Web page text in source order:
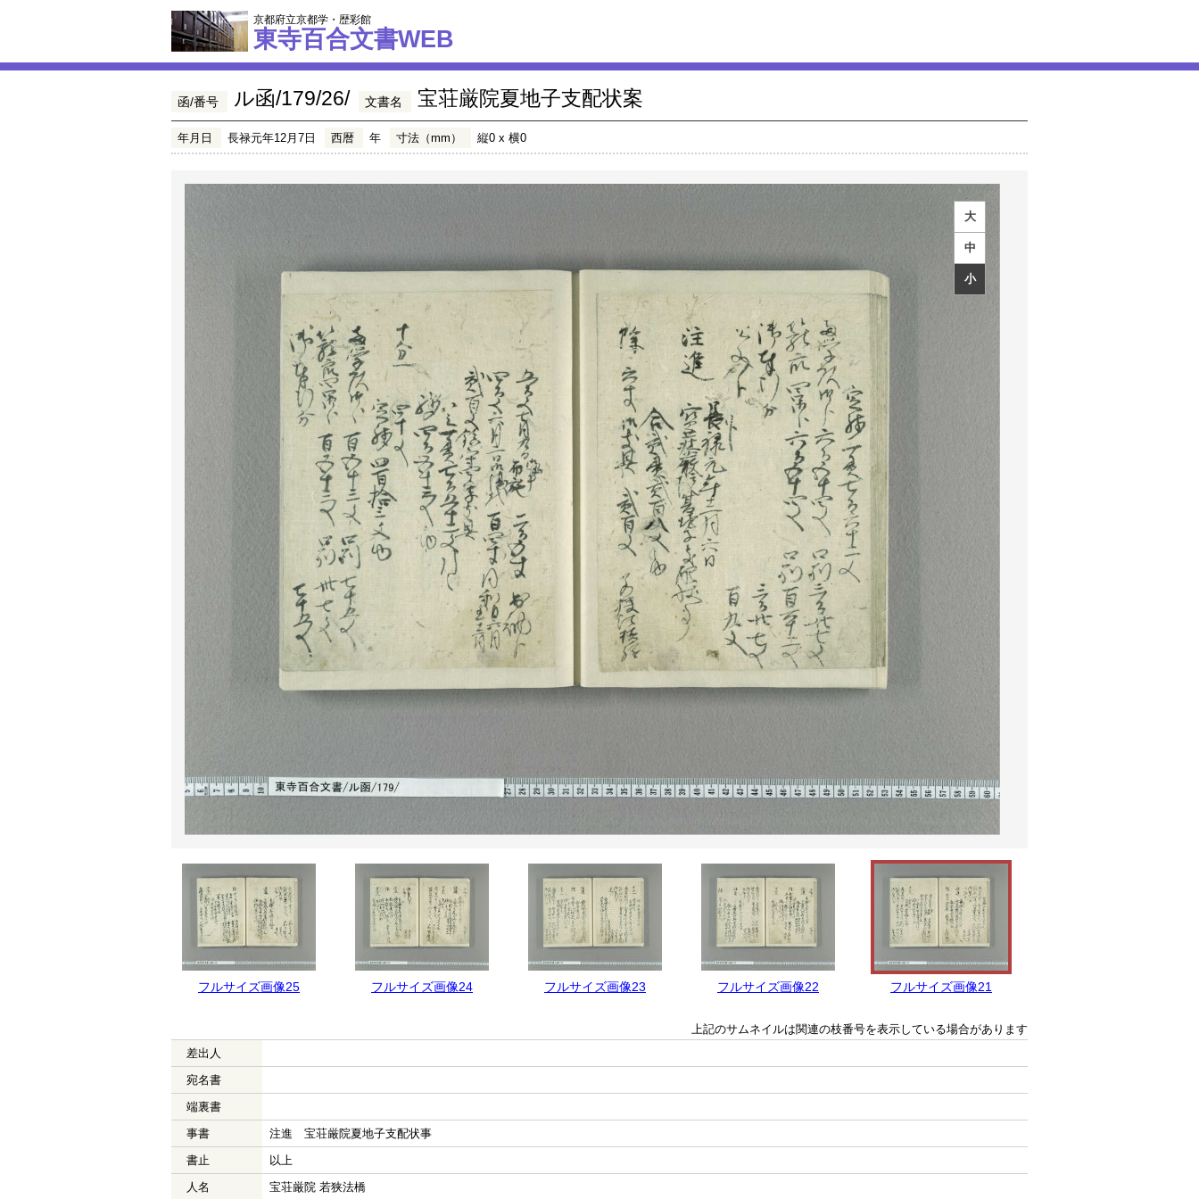
京都府立京都学・歴彩館
東寺百合文書WEB
函/番号 ル函/179/26/ 文書名 宝荘厳院夏地子支配状案
年月日 長禄元年12月7日 西暦 年 寸法（mm） 縦0 x 横0
大
中
小
フルサイズ画像25 フルサイズ画像24 フルサイズ画像23 フルサイズ画像22 フルサイズ画像21
上記のサムネイルは関連の枝番号を表示している場合があります
差出人
宛名書
端裏書
事書
注進 宝荘厳院夏地子支配状事
書止
以上
人名
宝荘厳院 若狭法橋